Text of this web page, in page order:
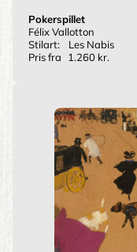
Pokerspillet
Félix Vallotton
Stilart:
Les Nabis
Pris fra
1.260 kr.